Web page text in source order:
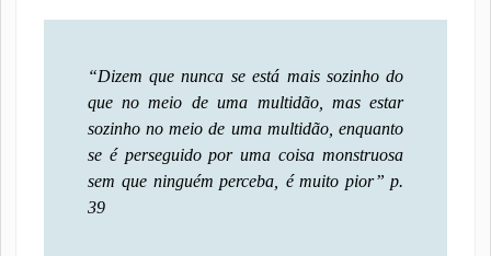
“Dizem que nunca se está mais sozinho do
que no meio de uma multidão, mas estar
sozinho no meio de uma multidão, enquanto
se é perseguido por uma coisa monstruosa
sem que ninguém perceba, é muito pior” p.
39